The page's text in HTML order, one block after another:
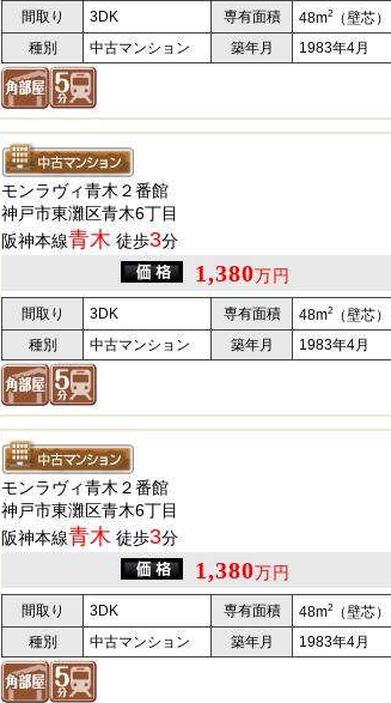
間取り 3DK 専有面積 48m2
（壁芯）
種別
中古マンション 築年月 1983年4月
モンラヴィ青木２番館
神戸市東灘区青木6丁目
阪神本線青木 徒歩3分
1,380万円
間取り 3DK 専有面積 48m2
（壁芯）
種別
中古マンション 築年月 1983年4月
モンラヴィ青木２番館
神戸市東灘区青木6丁目
阪神本線青木 徒歩3分
1,380万円
間取り 3DK 専有面積 48m2
（壁芯）
種別
中古マンション 築年月 1983年4月